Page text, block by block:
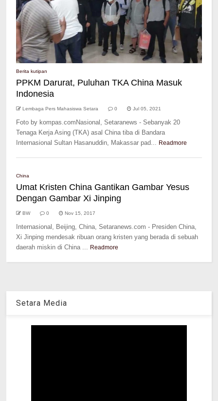
Berita kutipan
PPKM Darurat, Puluhan TKA China Masuk
Indonesia
Lembaga Pers Mahasiswa Setara 0 Jul 05, 2021
Foto by kompas.comNasional, Setaranews - Sebanyak 20
Tenaga Kerja Asing (TKA) asal China tiba di Bandara
Internasional Sultan Hasanuddin, Makassar pad... Readmore
China
Umat Kristen China Gantikan Gambar Yesus
Dengan Gambar Xi Jinping
BW 0 Nov 15, 2017
Internasional, Beijing, China, Setaranews.com - Presiden China,
Xi Jinping mendesak ribuan orang kristen yang berada di sebuah
daerah miskin di China ... Readmore
Setara Media